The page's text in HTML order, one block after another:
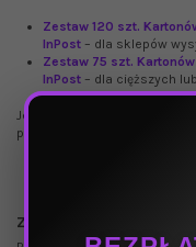
Zestaw 120 szt.
InPost – dla sklepów
Zestaw 75 szt.
InPost – dla cięższych
Jeśli dopiero testujesz dany
pakietów, np.:
Karton 350x250x150
Karton 350x250x150
Zarządzanie stanami